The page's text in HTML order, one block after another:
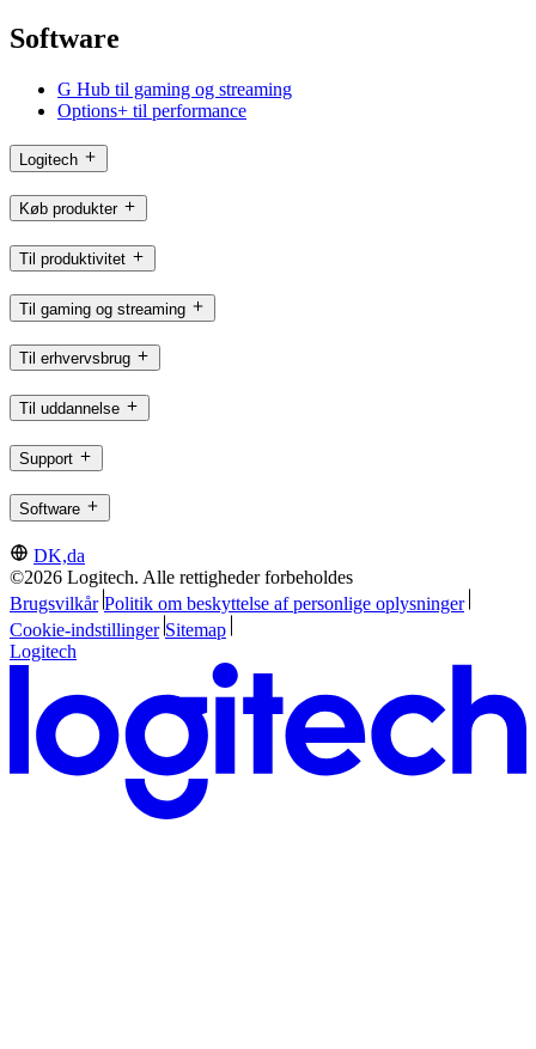
Software
G Hub til gaming og streaming
Options+ til performance
Logitech
Køb produkter
Til produktivitet
Til gaming og streaming
Til erhvervsbrug
Til uddannelse
Support
Software
DK,da
©2026 Logitech. Alle rettigheder forbeholdes
Brugsvilkår Politik om beskyttelse af personlige oplysninger
Cookie-indstillinger Sitemap
Logitech